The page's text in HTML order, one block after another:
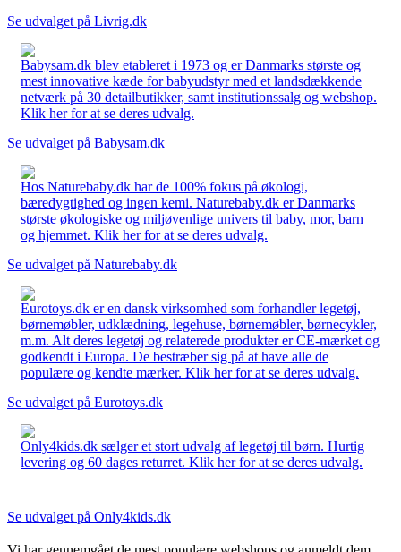
Se udvalget på Livrig.dk
Babysam.dk blev etableret i 1973 og er Danmarks største og
mest innovative kæde for babyudstyr med et landsdækkende
netværk på 30 detailbutikker, samt institutionssalg og webshop.
Klik her for at se deres udvalg.
Se udvalget på Babysam.dk
Hos Naturebaby.dk har de 100% fokus på økologi,
bæredygtighed og ingen kemi. Naturebaby.dk er Danmarks
største økologiske og miljøvenlige univers til baby, mor, barn
og hjemmet. Klik her for at se deres udvalg.
Se udvalget på Naturebaby.dk
Eurotoys.dk er en dansk virksomhed som forhandler legetøj,
børnemøbler, udklædning, legehuse, børnemøbler, børnecykler,
m.m. Alt deres legetøj og relaterede produkter er CE-mærket og
godkendt i Europa. De bestræber sig på at have alle de
populære og kendte mærker. Klik her for at se deres udvalg.
Se udvalget på Eurotoys.dk
Only4kids.dk sælger et stort udvalg af legetøj til børn. Hurtig
levering og 60 dages returret. Klik her for at se deres udvalg.
Se udvalget på Only4kids.dk